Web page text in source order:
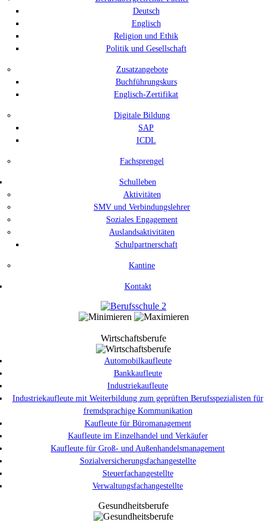
Deutsch
Englisch
Religion und Ethik
Politik und Gesellschaft
Zusatzangebote
Buchführungskurs
Englisch-Zertifikat
Digitale Bildung
SAP
ICDL
Fachsprengel
Schulleben
Aktivitäten
SMV und Verbindungslehrer
Soziales Engagement
Auslandsaktivitäten
Schulpartnerschaft
Kantine
Kontakt
Wirtschaftsberufe
Automobilkaufleute
Bankkaufleute
Industriekaufleute
Industriekaufleute mit Weiterbildung zum geprüften Berufsspezialisten für
fremdsprachige Kommunikation
Kaufleute für Büromanagement
Kaufleute im Einzelhandel und Verkäufer
Kaufleute für Groß- und Außenhandelsmanagement
Sozialversicherungsfachangestellte
Steuerfachangestellte
Verwaltungsfachangestellte
Gesundheitsberufe